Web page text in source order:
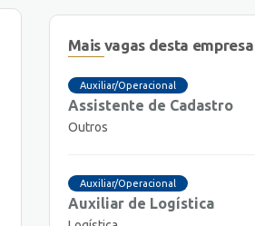
Mais vagas desta empresa
Auxiliar/Operacional
Assistente de Cadastro
Outros
Auxiliar/Operacional
Auxiliar de Logística